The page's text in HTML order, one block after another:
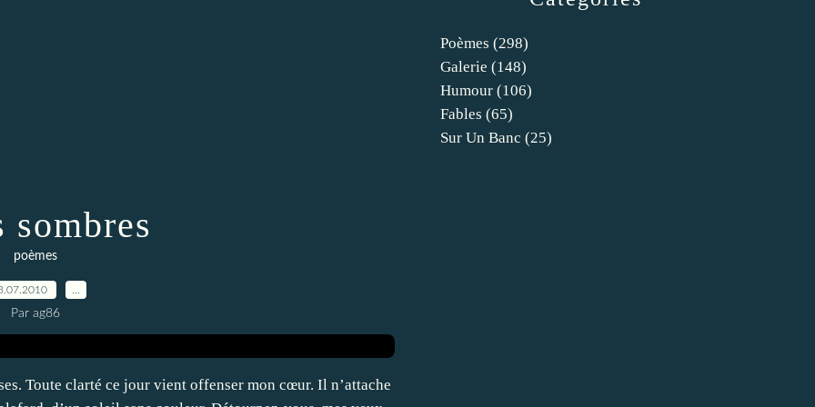
sombres
poèmes
Par ag86
Toute clarté ce jour vient offenser mon cœur. Il n’attache
Poèmes (298)
Galerie (148)
Humour (106)
Fables (65)
Sur Un Banc (25)